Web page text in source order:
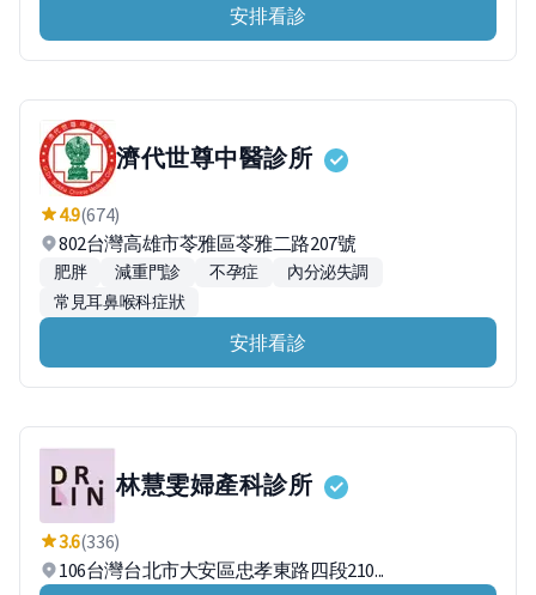
安排看診
濟代世尊中醫診所
4.9(674)
802台灣高雄市苓雅區苓雅二路207號
肥胖 減重門診 不孕症
內分泌失調
常見耳鼻喉科症狀
安排看診
林慧雯婦產科診所
3.6(336)
106台灣台北市大安區忠孝東路四段210...